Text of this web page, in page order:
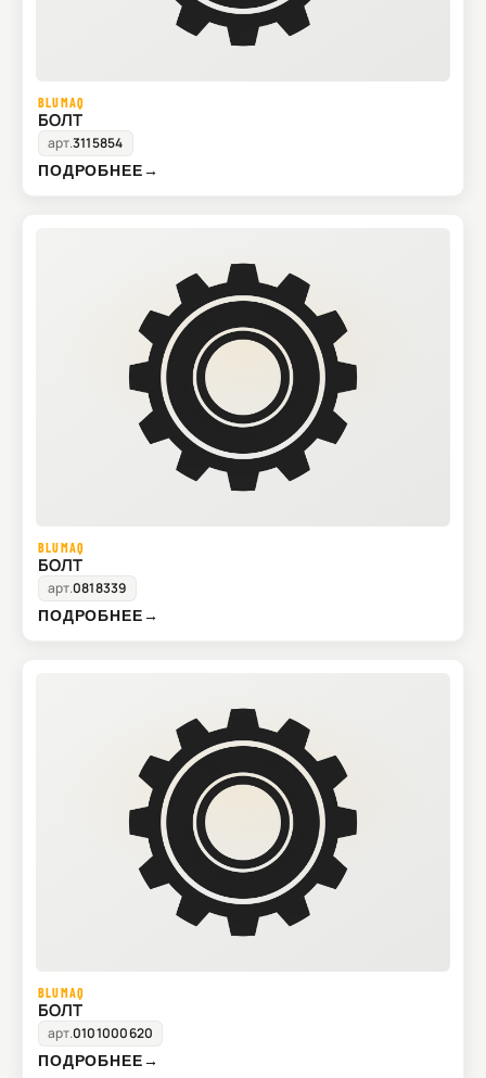
BLUMAQ
БОЛТ
арт.3115854
ПОДРОБНЕЕ→
BLUMAQ
БОЛТ
арт.0818339
ПОДРОБНЕЕ→
BLUMAQ
БОЛТ
арт.0101000620
ПОДРОБНЕЕ→